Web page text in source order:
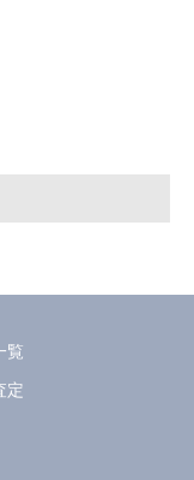
覧
定